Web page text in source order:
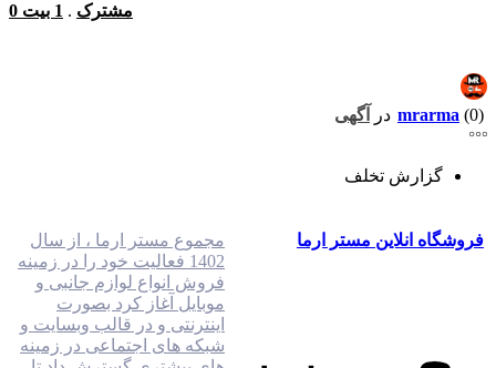
0 مشترک . 1 بیت
mrarma (0) در آگهی
گزارش تخلف
فروشگاه انلاین مستر ارما
مجموع مستر ارما ، از سال
1402 فعالیت خود را در زمینه
فروش انواع لوازم جانبی و
موبایل آغاز کرد بصورت
اینترنتی و در قالب وبسایت و
شبکه های اجتماعی در زمینه